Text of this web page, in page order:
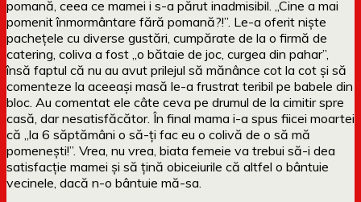
pomană, ceea ce mamei i s-a părut inadmisibil. „Cine a mai
pomenit înmormântare fără pomană?!”. Le-a oferit niște
pachețele cu diverse gustări, cumpărate de la o firmă de
catering, coliva a fost „o bătaie de joc, curgea din pahar”,
însă faptul că nu au avut prilejul să mănânce cot la cot și să
comenteze la aceeași masă le-a frustrat teribil pe babele din
bloc. Au comentat ele câte ceva pe drumul de la cimitir spre
casă, dar nesatisfăcător. În final mama i-a spus fiicei moartei
că „la 6 săptămâni o să-ți fac eu o colivă de o să mă
pomenești!”. Vrea, nu vrea, biata femeie va trebui să-i dea
satisfacție mamei și să țină obiceiurile că altfel o bântuie
vecinele, dacă n-o bântuie mă-sa.